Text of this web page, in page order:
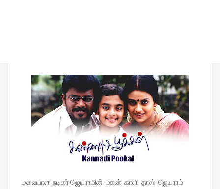
மலையாள நடிகர் ஜெயராமின் மகன் காளி தாஸ் ஜெயராம்